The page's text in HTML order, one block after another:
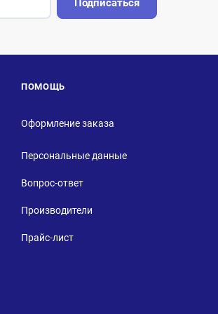
Подписаться
ПОМОЩЬ
Оформление заказа
Персональные данные
Вопрос-ответ
Производители
Прайс-лист